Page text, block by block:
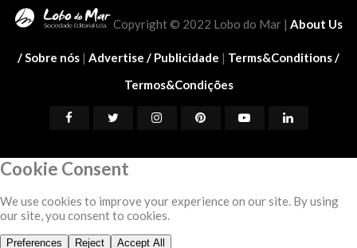
Copyright © 2022 Lobo do Mar | About Us
/ Sobre nós | Advertise / Publicidade | Terms&Conditions /
Termos&Condições